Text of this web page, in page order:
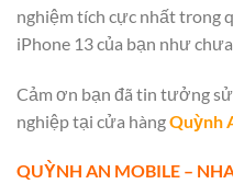
nghiệm tích cực nhất trong
iPhone 13 của bạn như
Cảm ơn bạn đã tin tưởng
nghiệp tại cửa hàngQuỳnh
QUỲNH AN MOBILE –